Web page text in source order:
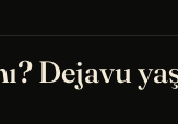
Dejavu